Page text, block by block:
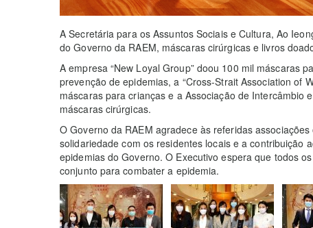
A Secretária para os Assuntos Sociais e Cultura, Ao
do Governo da RAEM, máscaras cirúrgicas e livros
A empresa “New Loyal Group” doou 100 mil máscaras
prevenção de epidemias, a “Cross-Strait Association of
máscaras para crianças e a Associação de Intercâmbio
máscaras cirúrgicas.
O Governo da RAEM agradece às referidas
solidariedade com os residentes locais e a contribuição
epidemias do Governo. O Executivo espera que todos
conjunto para combater a epidemia.